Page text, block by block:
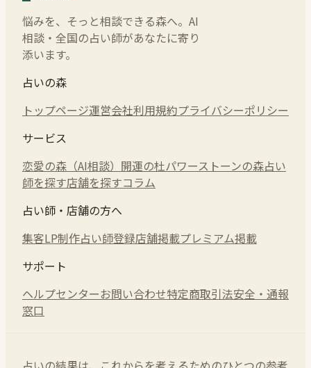
悩みを、そっと相談できる森へ。AI
相談・全国の占い師があなたに寄り
添います。
占いの森
トップページ運営会社利用規約プライバシーポリシー
サービス
恋愛の森（AI相談） 開運の杜パワーストーンの森占い
師を探す店舗を探すコラム
占い師・店舗の方へ
集客LP制作占い師登録店舗掲載プレミアム掲載
サポート
ヘルプセンターお問い合わせ特定商取引法安全・通報
窓口